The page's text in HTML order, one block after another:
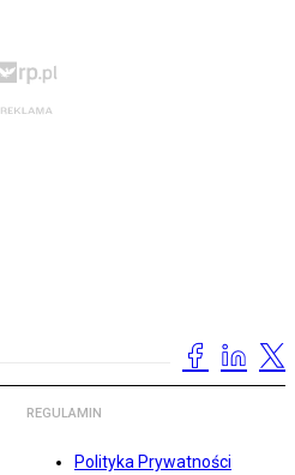
REGULAMIN
Polityka Prywatności